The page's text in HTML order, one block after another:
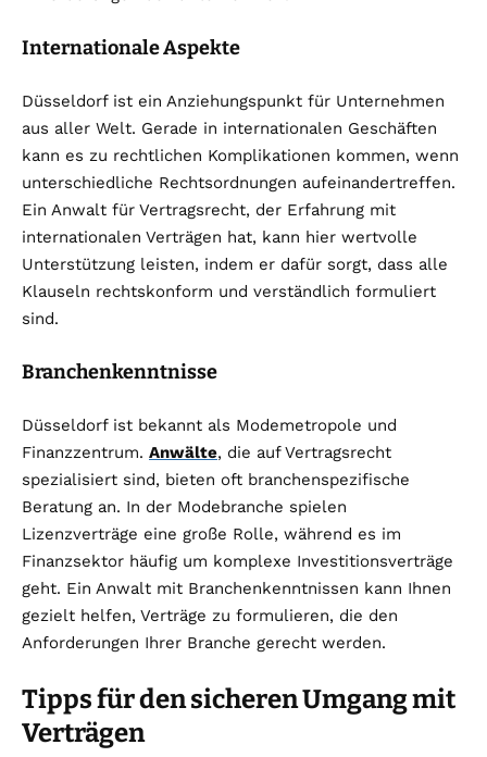
Internationale Aspekte
Düsseldorf ist ein Anziehungspunkt für Unternehmen
aus aller Welt. Gerade in internationalen Geschäften
kann es zu rechtlichen Komplikationen kommen, wenn
unterschiedliche Rechtsordnungen aufeinandertreffen.
Ein Anwalt für Vertragsrecht, der Erfahrung mit
internationalen Verträgen hat, kann hier wertvolle
Unterstützung leisten, indem er dafür sorgt, dass alle
Klauseln rechtskonform und verständlich formuliert
sind.
Branchenkenntnisse
Düsseldorf ist bekannt als Modemetropole und
Finanzzentrum. Anwälte, die auf Vertragsrecht
spezialisiert sind, bieten oft branchenspezifische
Beratung an. In der Modebranche spielen
Lizenzverträge eine große Rolle, während es im
Finanzsektor häufig um komplexe Investitionsverträge
geht. Ein Anwalt mit Branchenkenntnissen kann Ihnen
gezielt helfen, Verträge zu formulieren, die den
Anforderungen Ihrer Branche gerecht werden.
Tipps für den sicheren Umgang mit
Verträgen